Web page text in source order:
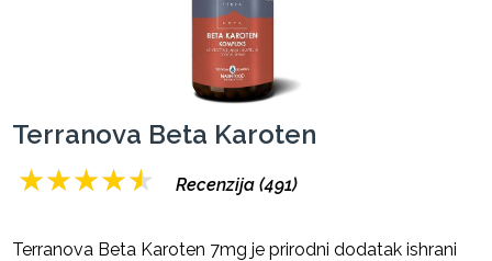
Terranova Beta Karoten
★★★★★ Recenzija (491)
Terranova Beta Karoten 7mg je prirodni dodatak ishrani